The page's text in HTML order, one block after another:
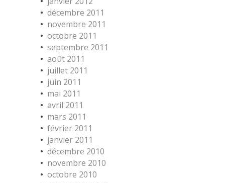
décembre 2011
novembre 2011
octobre 2011
septembre 2011
août 2011
juillet 2011
juin 2011
mai 2011
avril 2011
mars 2011
février 2011
janvier 2011
décembre 2010
novembre 2010
octobre 2010